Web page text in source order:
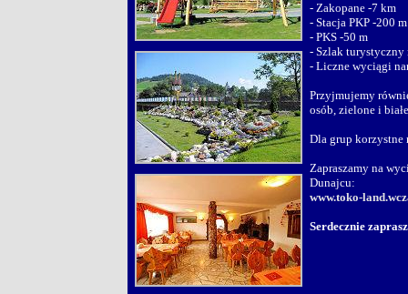
- Zakopane -7 km
- Stacja PKP -200 m
- PKS -50 m
- Szlak turystyczny
- Liczne wyciągi
Przyjmujemy
osób, zielone i
Dla grup korzystne
Zapraszamy na
Dunajcu:
www.toko-
Serdecznie